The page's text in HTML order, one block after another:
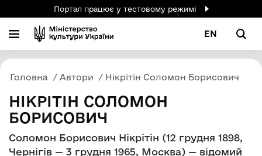
Портал працює у тестовому режимі
EN
Головна Автори Нікрітін Соломон Борисович
НІКРІТІН СОЛОМОН
БОРИСОВИЧ
Соломон Борисович Нікрітін (12 грудня 1898,
Чернігів — 3 грудня 1965, Москва) — відомий